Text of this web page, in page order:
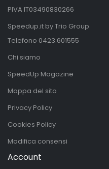
PIVA IT03490830266
Speedup.it by Trio Group
Telefono 0423.601555
Chi siamo
SpeedUp Magazine
Mappa del sito
Privacy Policy
Cookies Policy
Modifica consensi
Account